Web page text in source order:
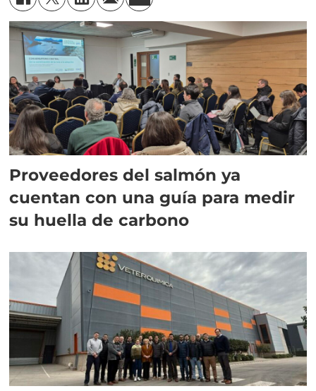
Proveedores del salmón ya
cuentan con una guía para medir
su huella de carbono